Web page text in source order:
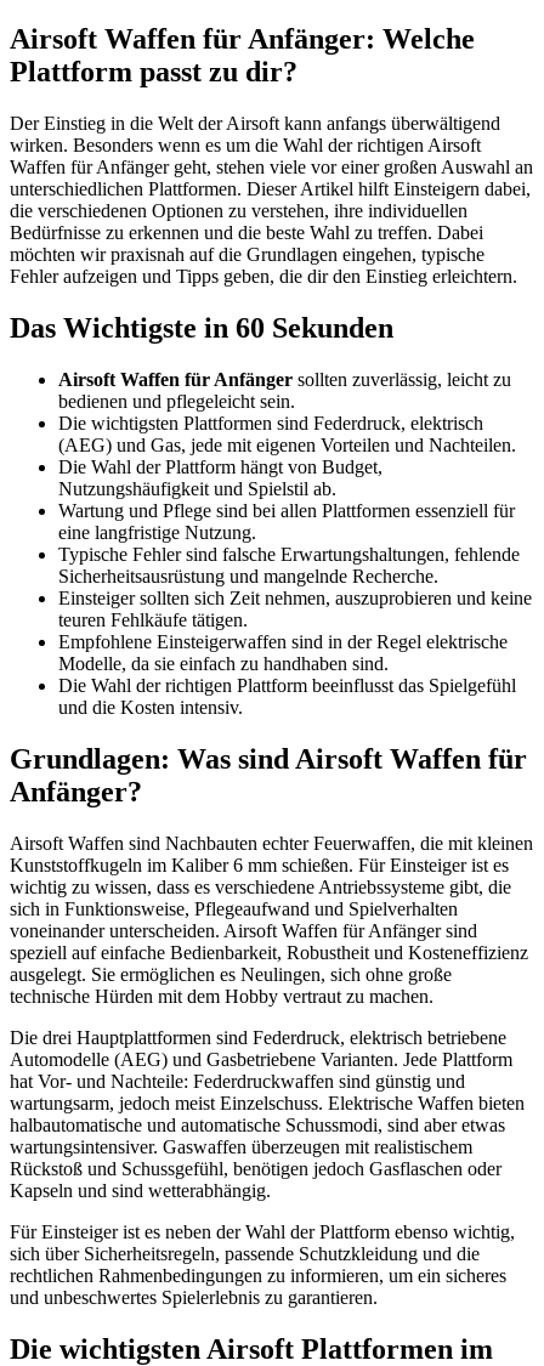
Airsoft Waffen für Anfänger: Welche
Plattform passt zu dir?
Der Einstieg in die Welt der Airsoft kann anfangs überwältigend
wirken. Besonders wenn es um die Wahl der richtigen Airsoft
Waffen für Anfänger geht, stehen viele vor einer großen Auswahl an
unterschiedlichen Plattformen. Dieser Artikel hilft Einsteigern dabei,
die verschiedenen Optionen zu verstehen, ihre individuellen
Bedürfnisse zu erkennen und die beste Wahl zu treffen. Dabei
möchten wir praxisnah auf die Grundlagen eingehen, typische
Fehler aufzeigen und Tipps geben, die dir den Einstieg erleichtern.
Das Wichtigste in 60 Sekunden
Airsoft Waffen für Anfänger sollten zuverlässig, leicht zu
bedienen und pflegeleicht sein.
Die wichtigsten Plattformen sind Federdruck, elektrisch
(AEG) und Gas, jede mit eigenen Vorteilen und Nachteilen.
Die Wahl der Plattform hängt von Budget,
Nutzungshäufigkeit und Spielstil ab.
Wartung und Pflege sind bei allen Plattformen essenziell für
eine langfristige Nutzung.
Typische Fehler sind falsche Erwartungshaltungen, fehlende
Sicherheitsausrüstung und mangelnde Recherche.
Einsteiger sollten sich Zeit nehmen, auszuprobieren und keine
teuren Fehlkäufe tätigen.
Empfohlene Einsteigerwaffen sind in der Regel elektrische
Modelle, da sie einfach zu handhaben sind.
Die Wahl der richtigen Plattform beeinflusst das Spielgefühl
und die Kosten intensiv.
Grundlagen: Was sind Airsoft Waffen für
Anfänger?
Airsoft Waffen sind Nachbauten echter Feuerwaffen, die mit kleinen
Kunststoffkugeln im Kaliber 6 mm schießen. Für Einsteiger ist es
wichtig zu wissen, dass es verschiedene Antriebssysteme gibt, die
sich in Funktionsweise, Pflegeaufwand und Spielverhalten
voneinander unterscheiden. Airsoft Waffen für Anfänger sind
speziell auf einfache Bedienbarkeit, Robustheit und Kosteneffizienz
ausgelegt. Sie ermöglichen es Neulingen, sich ohne große
technische Hürden mit dem Hobby vertraut zu machen.
Die drei Hauptplattformen sind Federdruck, elektrisch betriebene
Automodelle (AEG) und Gasbetriebene Varianten. Jede Plattform
hat Vor- und Nachteile: Federdruckwaffen sind günstig und
wartungsarm, jedoch meist Einzelschuss. Elektrische Waffen bieten
halbautomatische und automatische Schussmodi, sind aber etwas
wartungsintensiver. Gaswaffen überzeugen mit realistischem
Rückstoß und Schussgefühl, benötigen jedoch Gasflaschen oder
Kapseln und sind wetterabhängig.
Für Einsteiger ist es neben der Wahl der Plattform ebenso wichtig,
sich über Sicherheitsregeln, passende Schutzkleidung und die
rechtlichen Rahmenbedingungen zu informieren, um ein sicheres
und unbeschwertes Spielerlebnis zu garantieren.
Die wichtigsten Airsoft Plattformen im